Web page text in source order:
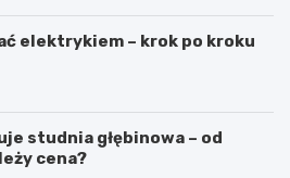
elektrykiem – krok po kroku
studnia głębinowa – od
cena?